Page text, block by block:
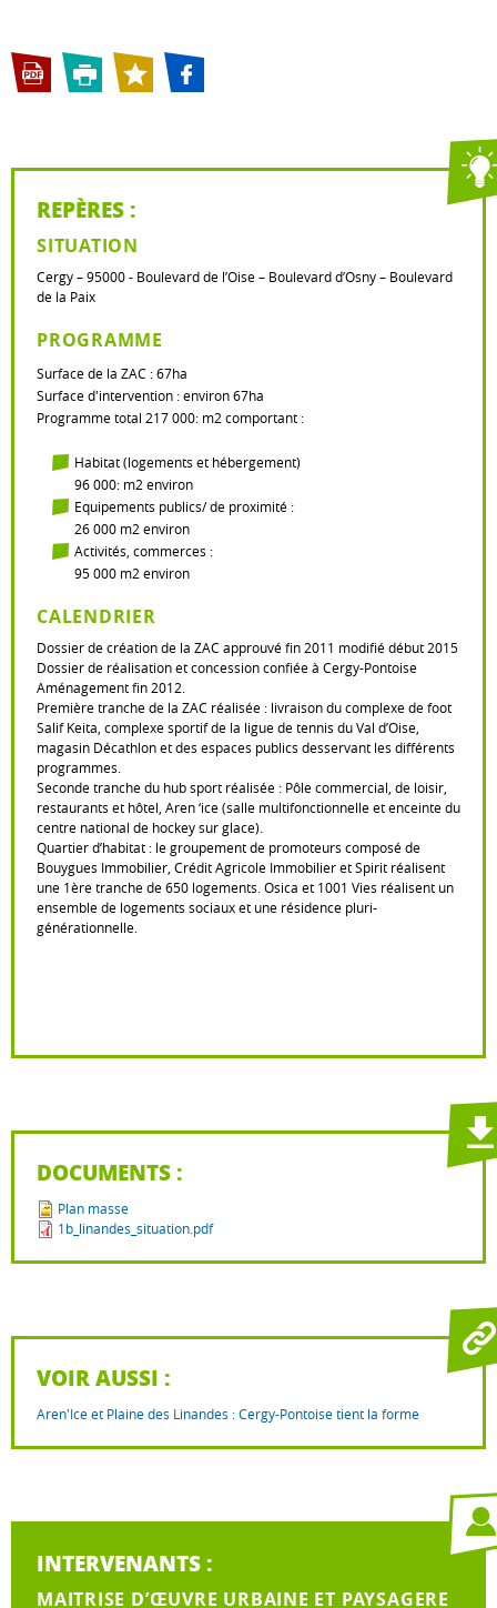
REPÈRES :
SITUATION
Cergy – 95000 - Boulevard de l’Oise – Boulevard d’Osny – Boulevard
de la Paix
PROGRAMME
Surface de la ZAC : 67ha
Surface d'intervention : environ 67ha
Programme total 217 000: m2 comportant :
Habitat (logements et hébergement)
96 000: m2 environ
Equipements publics/ de proximité :
26 000 m2 environ
Activités, commerces :
95 000 m2 environ
CALENDRIER
Dossier de création de la ZAC approuvé fin 2011 modifié début 2015
Dossier de réalisation et concession confiée à Cergy-Pontoise
Aménagement fin 2012.
Première tranche de la ZAC réalisée : livraison du complexe de foot
Salif Keita, complexe sportif de la ligue de tennis du Val d’Oise,
magasin Décathlon et des espaces publics desservant les différents
programmes.
Seconde tranche du hub sport réalisée : Pôle commercial, de loisir,
restaurants et hôtel, Aren ‘ice (salle multifonctionnelle et enceinte du
centre national de hockey sur glace).
Quartier d’habitat : le groupement de promoteurs composé de
Bouygues Immobilier, Crédit Agricole Immobilier et Spirit réalisent
une 1ère tranche de 650 logements. Osica et 1001 Vies réalisent un
ensemble de logements sociaux et une résidence pluri-
générationnelle.
DOCUMENTS :
Plan masse
1b_linandes_situation.pdf
VOIR AUSSI :
Aren'Ice et Plaine des Linandes : Cergy-Pontoise tient la forme
INTERVENANTS :
MAITRISE D’ŒUVRE URBAINE ET PAYSAGERE